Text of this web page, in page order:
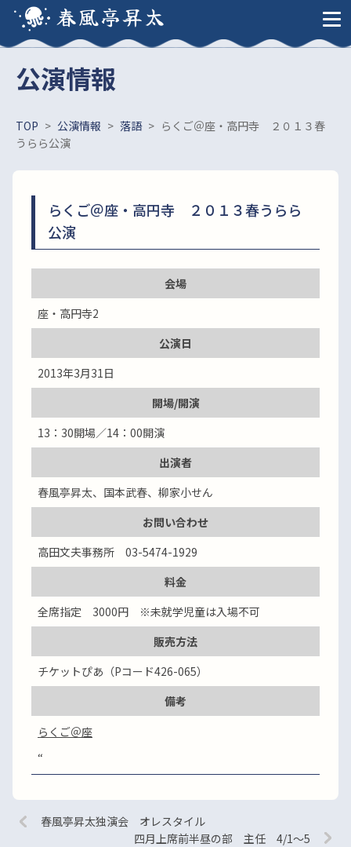
春風亭昇太
公演情報
TOP > 公演情報 > 落語 > らくご＠座・高円寺 ２０１３春
うらら公演
らくご＠座・高円寺 ２０１３春うらら
公演
会場
座・高円寺2
公演日
2013年3月31日
開場/開演
13：30開場／14：00開演
出演者
春風亭昇太、国本武春、柳家小せん
お問い合わせ
高田文夫事務所 03-5474-1929
料金
全席指定 3000円 ※未就学児童は入場不可
販売方法
チケットぴあ（Pコード426-065）
備考
らくご＠座
“
春風亭昇太独演会 オレスタイル
四月上席前半昼の部 主任 4/1～5